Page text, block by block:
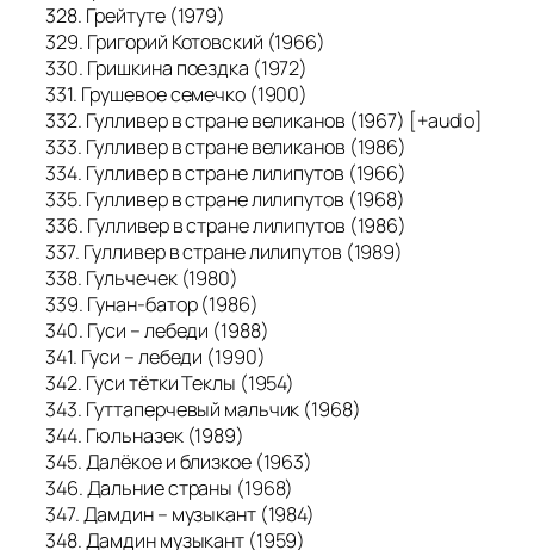
328. Грейтуте (1979)
329. Григорий Котовский (1966)
330. Гришкина поездка (1972)
331. Грушевое семечко (1900)
332. Гулливер в стране великанов (1967) [+audio]
333. Гулливер в стране великанов (1986)
334. Гулливер в стране лилипутов (1966)
335. Гулливер в стране лилипутов (1968)
336. Гулливер в стране лилипутов (1986)
337. Гулливер в стране лилипутов (1989)
338. Гульчечек (1980)
339. Гунан-батор (1986)
340. Гуси – лебеди (1988)
341. Гуси – лебеди (1990)
342. Гуси тётки Теклы (1954)
343. Гуттаперчевый мальчик (1968)
344. Гюльназек (1989)
345. Далёкое и близкое (1963)
346. Дальние страны (1968)
347. Дамдин – музыкант (1984)
348. Дамдин музыкант (1959)